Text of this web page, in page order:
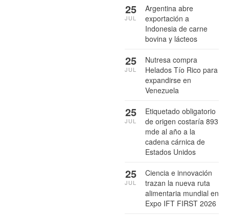
Argentina abre
exportación a
Indonesia de carne
bovina y lácteos
25
JUL
Nutresa compra
Helados Tío Rico para
expandirse en
Venezuela
25
JUL
Etiquetado obligatorio
de origen costaría 893
mde al año a la
cadena cárnica de
Estados Unidos
25
JUL
Ciencia e innovación
trazan la nueva ruta
alimentaria mundial en
Expo IFT FIRST 2026
25
JUL